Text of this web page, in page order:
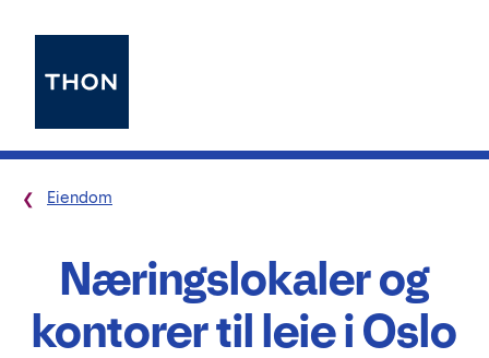
Eiendom
Næringslokaler og
kontorer til leie i Oslo